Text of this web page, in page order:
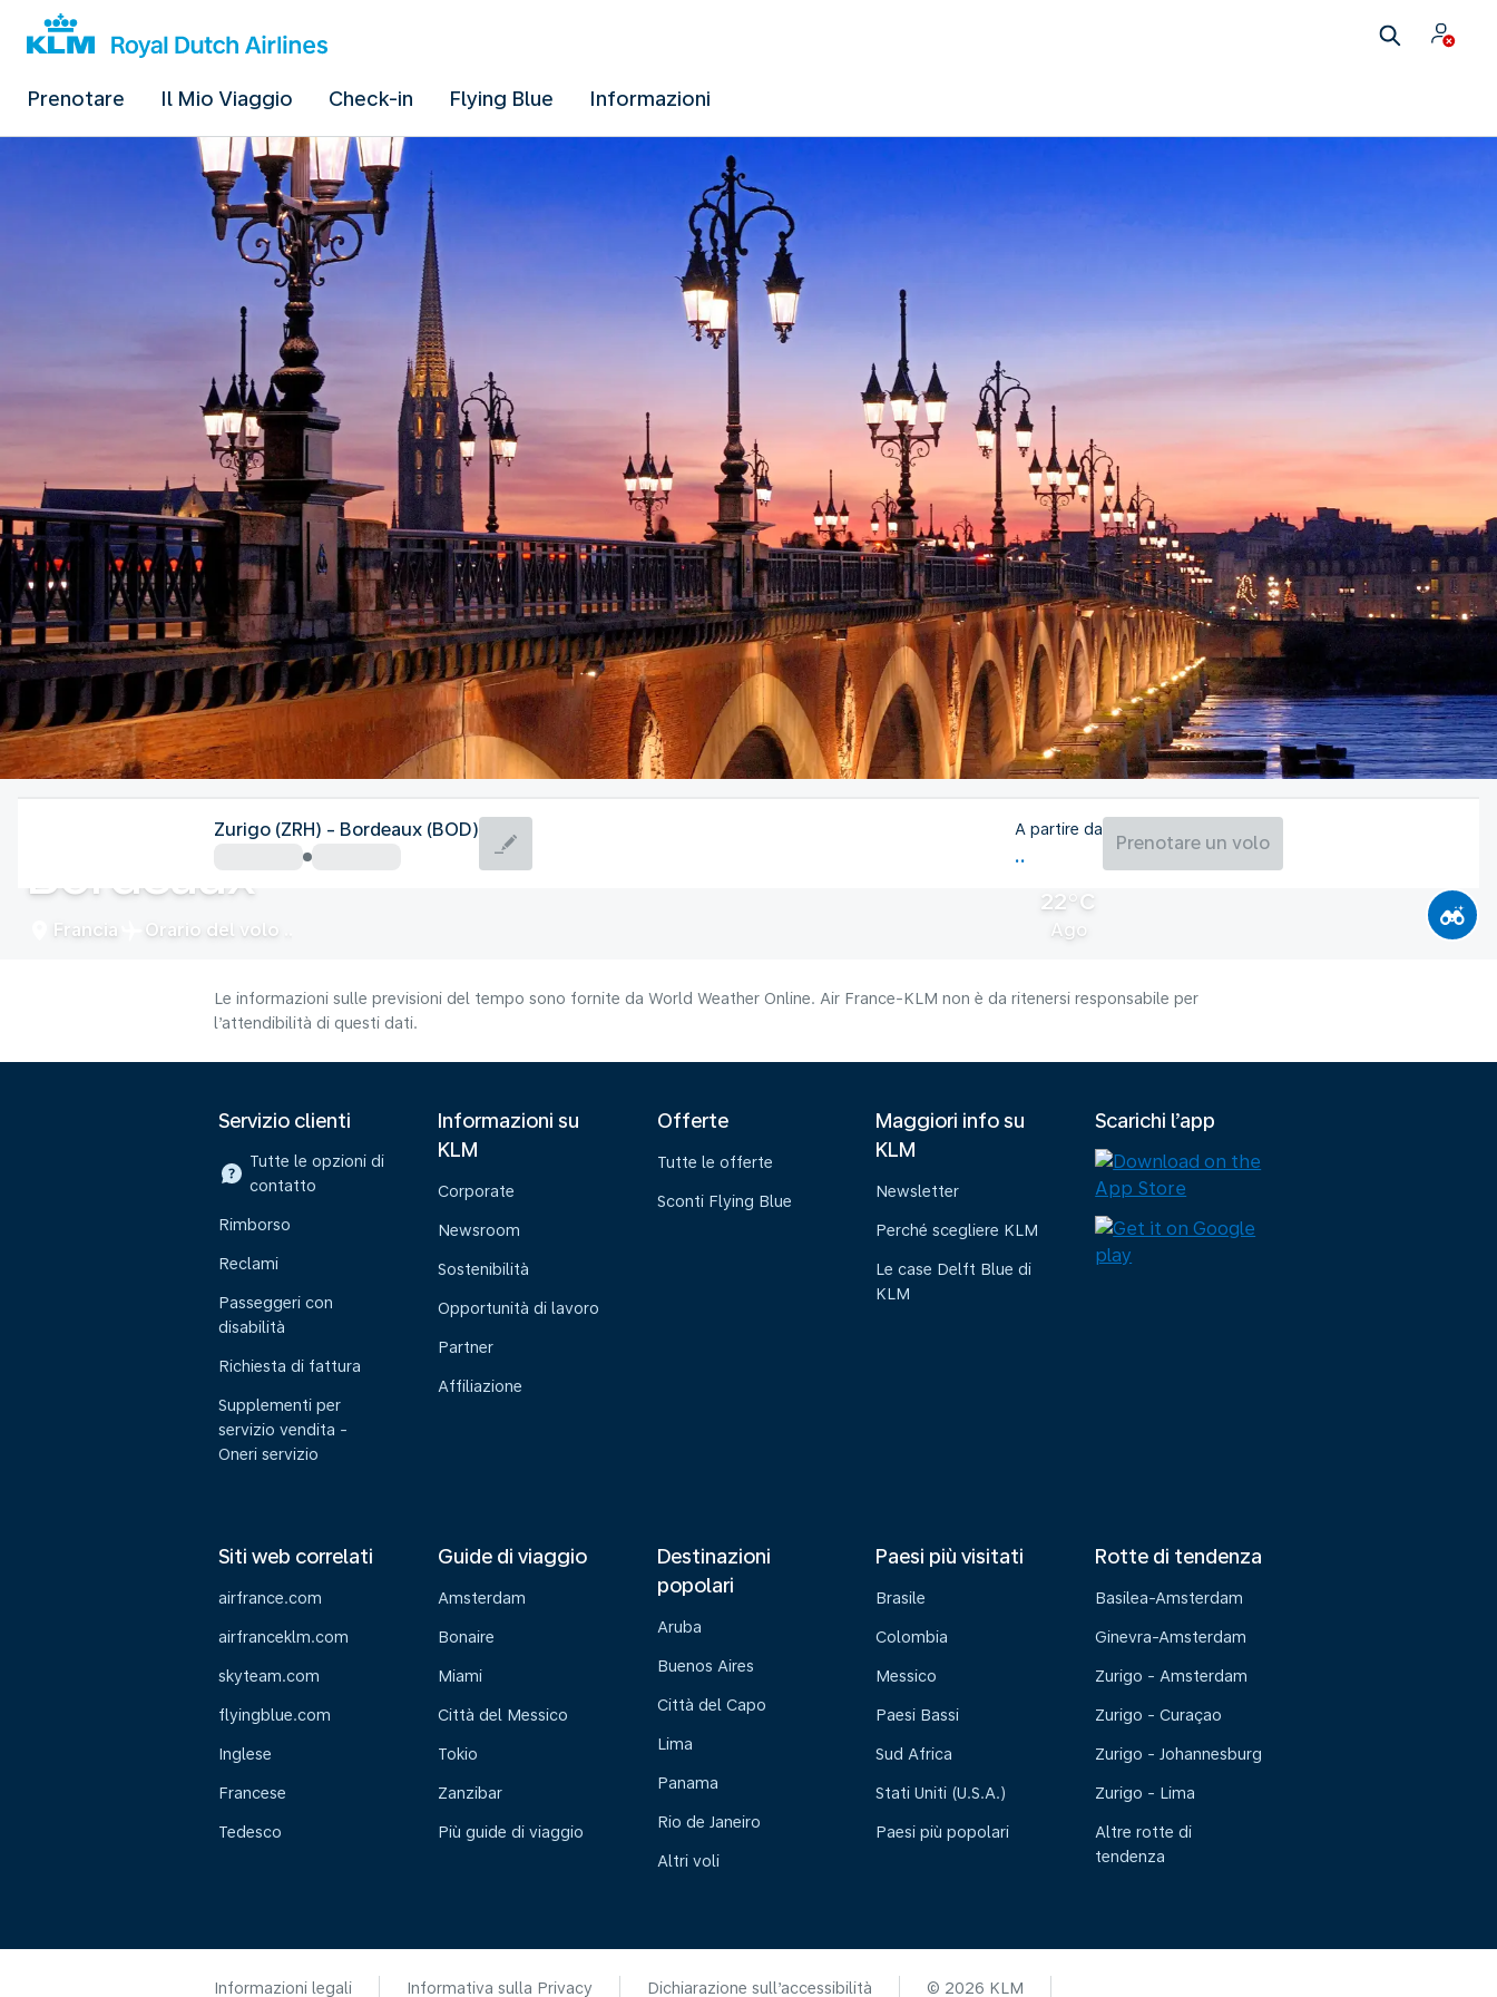
Prenotare Il Mio Viaggio Check-in Flying Blue Informazioni
Bordeaux
Francia Orario del volo
22°C
Ago
Zurigo (ZRH) - Bordeaux (BOD) A partire da
Prenotare un volo
Le informazioni sulle previsioni del tempo sono fornite da World Weather Online. Air France-KLM non è da ritenersi responsabile per
l’attendibilità di questi dati.
Servizio clienti
Tutte le opzioni di
contatto
Rimborso
Reclami
Passeggeri con
disabilità
Richiesta di fattura
Supplementi per
servizio vendita -
Oneri servizio
Informazioni su
KLM
Corporate
Newsroom
Sostenibilità
Opportunità di lavoro
Partner
Affiliazione
Offerte
Tutte le offerte
Sconti Flying Blue
Maggiori info su
KLM
Newsletter
Perché scegliere KLM
Le case Delft Blue di
KLM
Scarichi l’app
Siti web correlati
airfrance.com
airfranceklm.com
skyteam.com
flyingblue.com
Inglese
Francese
Tedesco
Guide di viaggio
Amsterdam
Bonaire
Miami
Città del Messico
Tokio
Zanzibar
Più guide di viaggio
Destinazioni
popolari
Aruba
Buenos Aires
Città del Capo
Lima
Panama
Rio de Janeiro
Altri voli
Paesi più visitati
Brasile
Colombia
Messico
Paesi Bassi
Sud Africa
Stati Uniti (U.S.A.)
Paesi più popolari
Rotte di tendenza
Basilea-Amsterdam
Ginevra-Amsterdam
Zurigo - Amsterdam
Zurigo - Curaçao
Zurigo - Johannesburg
Zurigo - Lima
Altre rotte di
tendenza
Informazioni legali Informativa sulla Privacy Dichiarazione sull’accessibilità © 2026 KLM